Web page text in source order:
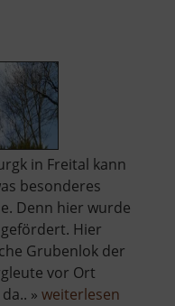
in Freital kann
besonderes
Denn hier wurde
Hier
Grubenlok der
vor Ort
» weiterlesen